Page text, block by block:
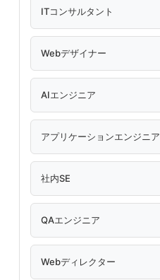
ITコンサルタント
Webデザイナー
AIエンジニア
アプリケーションエンジニア
社内SE
QAエンジニア
Webディレクター